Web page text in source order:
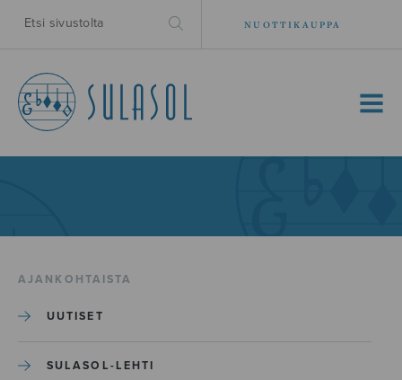
NUOTTIKAUPPA
MENU
AJANKOHTAISTA
UUTISET
SULASOL-LEHTI